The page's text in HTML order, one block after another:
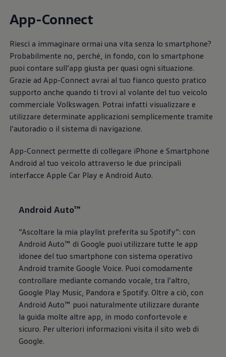
App-Connect
Riesci a immaginare ormai una vita senza lo smartphone?
Probabilmente no, perché, in fondo, con lo smartphone
puoi contare sull’app giusta per quasi ogni situazione.
Grazie ad App-Connect avrai al tuo fianco questo pratico
supporto anche quando ti trovi al volante del tuo veicolo
commerciale Volkswagen. Potrai infatti visualizzare e
utilizzare determinate applicazioni semplicemente tramite
l’autoradio o il sistema di navigazione.
App-Connect permette di collegare iPhone e Smartphone
Android al tuo veicolo attraverso le due principali
interfacce Apple Car Play e Android Auto.
Android Auto™
“Ascoltare la mia playlist preferita su Spotify”: con
Android Auto™ di Google puoi utilizzare tutte le app
idonee del tuo smartphone con sistema operativo
Android tramite Google Voice. Puoi comodamente
controllare mediante comando vocale, tra l’altro,
Google Play Music, Pandora e Spotify. Oltre a ciò, con
Android Auto™ puoi naturalmente utilizzare durante
la guida molte altre app, in modo confortevole e
sicuro. Per ulteriori informazioni visita il sito web di
Google.